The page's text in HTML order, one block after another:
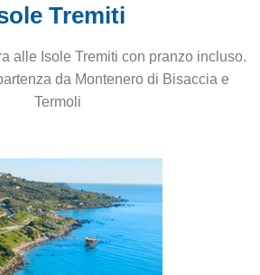
Tremiti
alle Isole Tremiti con pranzo incluso.
da Montenero di Bisaccia e
Termoli